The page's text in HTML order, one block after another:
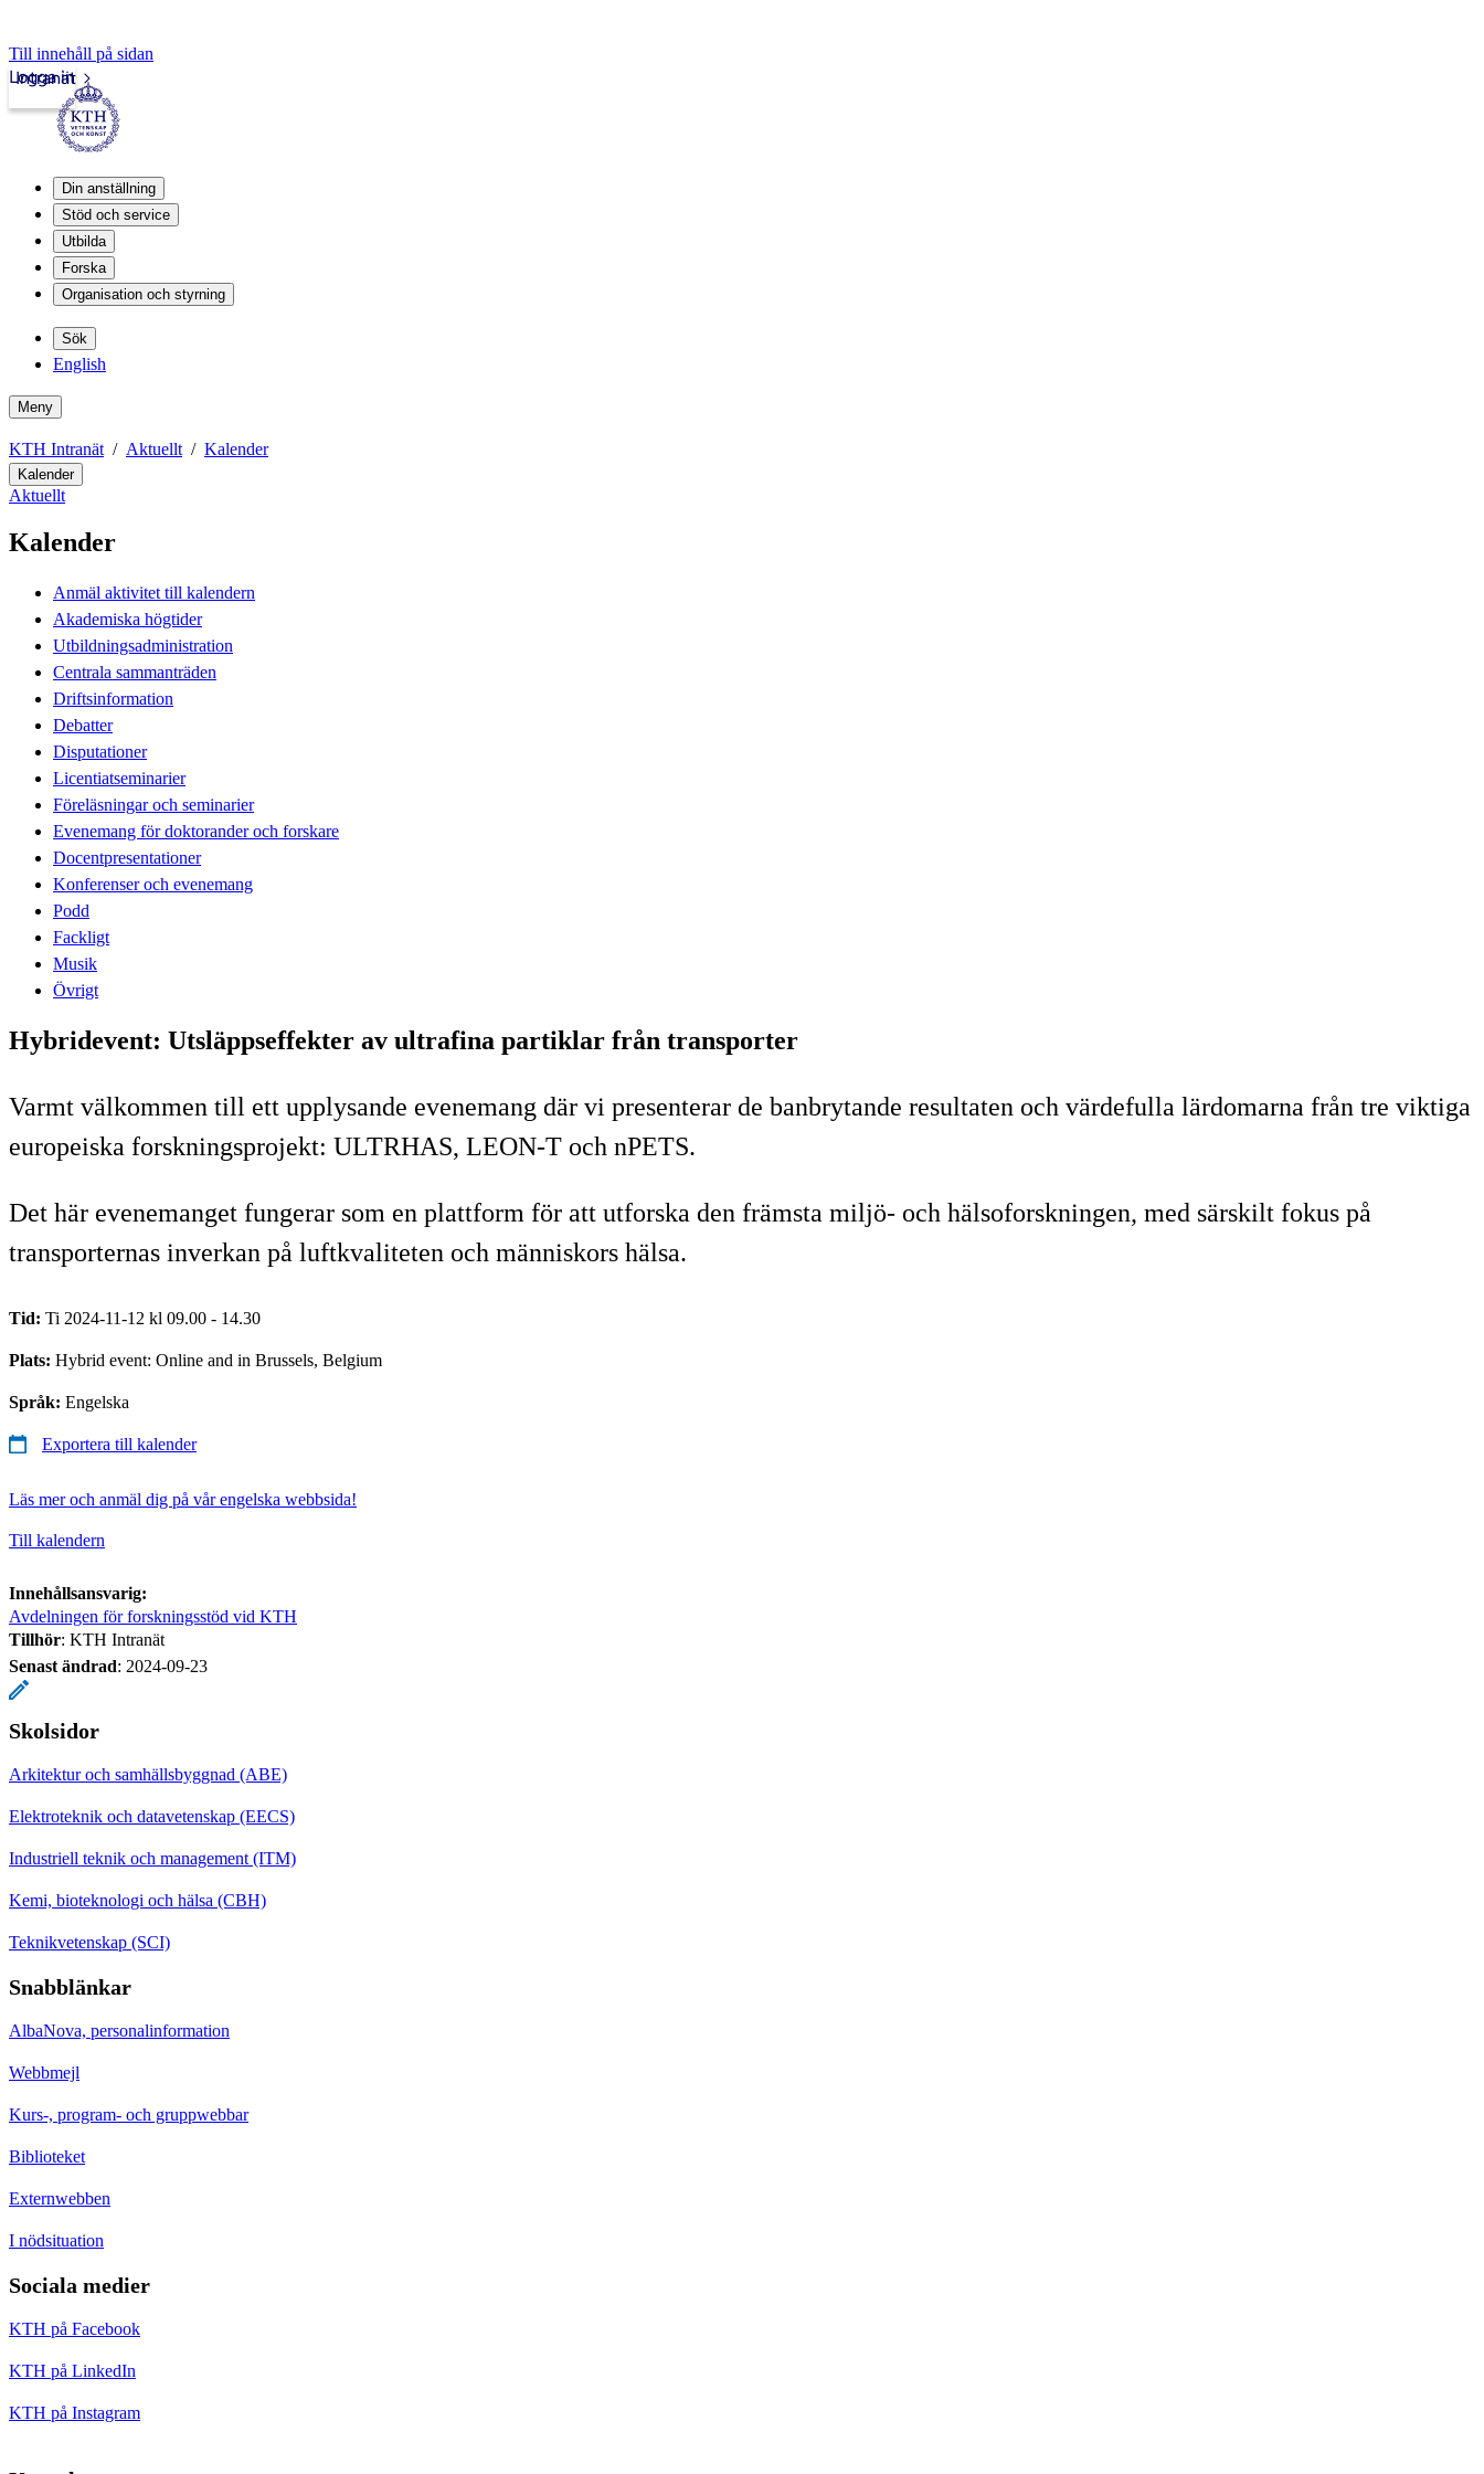
Till innehåll på sidan
Intranät
Logga in
Din anställning
Stöd och service
Utbilda
Forska
Organisation och styrning
Sök
English
Meny
KTH Intranät Aktuellt Kalender
Kalender
Aktuellt
Kalender
Anmäl aktivitet till kalendern
Akademiska högtider
Utbildningsadministration
Centrala sammanträden
Driftsinformation
Debatter
Disputationer
Licentiatseminarier
Föreläsningar och seminarier
Evenemang för doktorander och forskare
Docentpresentationer
Konferenser och evenemang
Podd
Fackligt
Musik
Övrigt
Hybridevent: Utsläppseffekter av ultrafina partiklar från transporter
Varmt välkommen till ett upplysande evenemang där vi presenterar de banbrytande resultaten och värdefulla lärdomarna från tre viktiga
europeiska forskningsprojekt: ULTRHAS, LEON-T och nPETS.
Det här evenemanget fungerar som en plattform för att utforska den främsta miljö- och hälsoforskningen, med särskilt fokus på
transporternas inverkan på luftkvaliteten och människors hälsa.
Tid: Ti 2024-11-12 kl 09.00 - 14.30
Plats: Hybrid event: Online and in Brussels, Belgium
Språk: Engelska
Exportera till kalender
Läs mer och anmäl dig på vår engelska webbsida!
Till kalendern
Innehållsansvarig:
Avdelningen för forskningsstöd vid KTH
Tillhör: KTH Intranät
Senast ändrad: 2024-09-23
Skolsidor
Arkitektur och samhällsbyggnad (ABE)
Elektroteknik och datavetenskap (EECS)
Industriell teknik och management (ITM)
Kemi, bioteknologi och hälsa (CBH)
Teknikvetenskap (SCI)
Snabblänkar
AlbaNova, personalinformation
Webbmejl
Kurs-, program- och gruppwebbar
Biblioteket
Externwebben
I nödsituation
Sociala medier
KTH på Facebook
KTH på LinkedIn
KTH på Instagram